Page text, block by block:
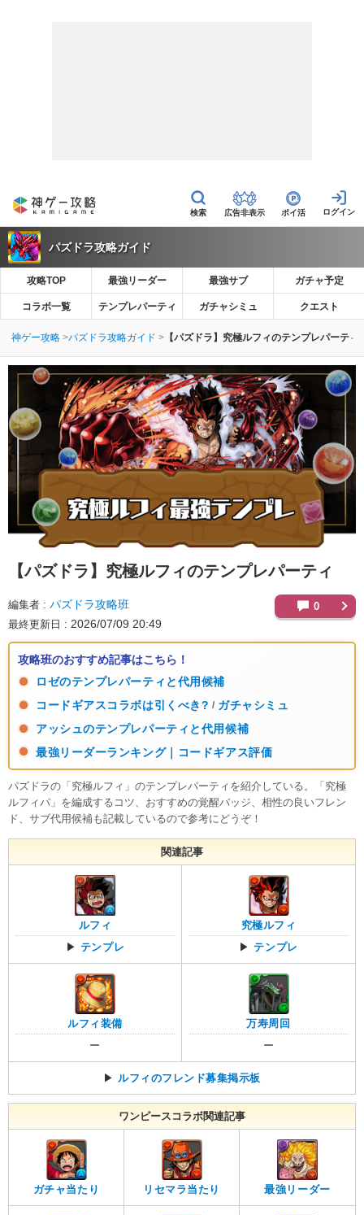
広告非表示 ポイ活
パズドラ攻略ガイド
攻略TOP 最強リーダー 最強サブ ガチャ予定
コラボ一覧 テンプレパーティ ガチャシミュ クエスト
神ゲー攻略 パズドラ攻略ガイド 【パズドラ】究極ルフィのテンプレパーティ
【パズドラ】 究極ルフィのテンプレパーティ
編集者 パズドラ攻略班
最終更新日 2026/07/09 20:49
0
攻略班のおすすめ記事はこちら！
ロゼのテンプレパーティと代用候補
コードギアスコラボは引くべき? / ガチャシミュ
アッシュのテンプレパーティと代用候補
最強リーダーランキング｜コードギアス評価
パズドラの「究極ルフィ」のテンプレパーティを紹介している。「究極
ルフィパ」を編成するコツ、おすすめの覚醒バッジ、相性の良いフレン
ド、サブ代用候補も記載しているので参考にどうぞ！
関連記事
ルフィ
▶ テンプレ
究極ルフィ
▶テンプレ
ルフィ装備
ー
万寿周回
ー
▶ ルフィのフレンド募集掲示板
ワンピースコラボ関連記事
ガチャ当たり リセマラ当たり 最強リーダー